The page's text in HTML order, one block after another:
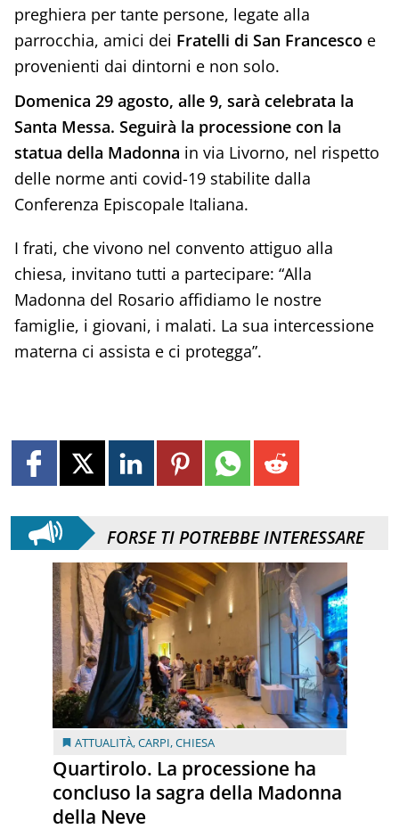
preghiera per tante persone, legate alla
parrocchia, amici dei Fratelli di San Francesco e
provenienti dai dintorni e non solo.
Domenica 29 agosto, alle 9, sarà celebrata la
Santa Messa. Seguirà la processione con la
statua della Madonna in via Livorno, nel rispetto
delle norme anti covid-19 stabilite dalla
Conferenza Episcopale Italiana.
I frati, che vivono nel convento attiguo alla
chiesa, invitano tutti a partecipare: “Alla
Madonna del Rosario affidiamo le nostre
famiglie, i giovani, i malati. La sua intercessione
materna ci assista e ci protegga”.
FORSE TI POTREBBE INTERESSARE
ATTUALITÀ,CARPI,CHIESA
Quartirolo. La processione ha
concluso la sagra della Madonna
della Neve